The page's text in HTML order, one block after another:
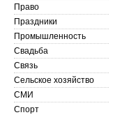
Право
Праздники
Промышленность
Свадьба
Связь
Сельское хозяйство
СМИ
Спорт